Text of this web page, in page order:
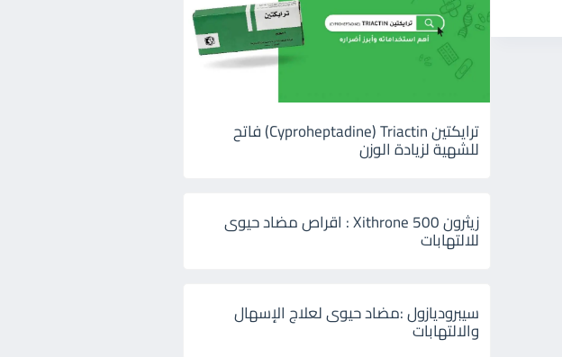
ترايكتين Cyproheptadine) Triactin) فاتح
للشهية لزيادة الوزن
زيثرون 500 Xithrone : اقراص مضاد حيوى
للالتهابات
سيبروديازول :مضاد حيوى لعلاج الإسهال
والالتهابات